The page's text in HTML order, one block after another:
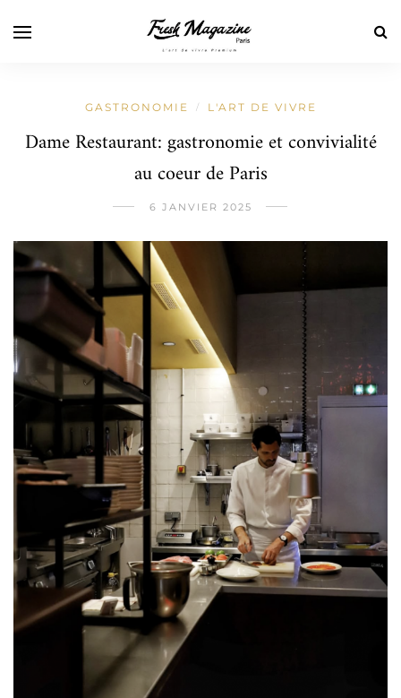
GASTRONOMIE / L'ART DE VIVRE
Dame Restaurant: gastronomie et convivialité
au coeur de Paris
6 JANVIER 2025